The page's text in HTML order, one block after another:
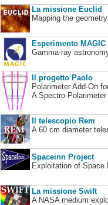
La missione Euclid
Mapping the
Esperimento MAGIC
Gamma-ray
Il progetto Paolo
Polarimeter Add-On
A Spectro-
Il telescopio Rem
A 60 cm diameter
Spaceinn Project
Exploitation of Space
La missione Swift
A NASA medium